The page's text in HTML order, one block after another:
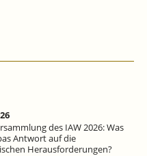
des IAW 2026: Was
Antwort auf die
Herausforderungen?